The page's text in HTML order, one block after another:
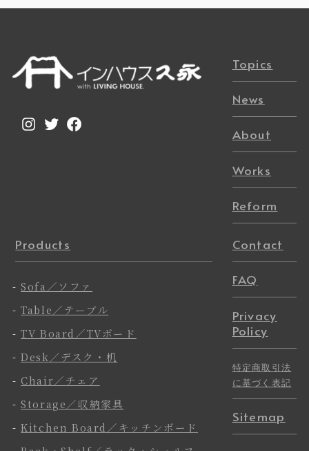
Instagram
TwitterFacebook
Topics
News
About
Works
Reform
Products
-Sofa／ソファ
-Table／テーブル
-TV Board／TVボード
-Desk／デスク・机
- Chair／チェア
-Storage／収納家具
-Kitchen Board／キッチンボード
Contact
FAQ
Privacy
Policy
特定商取引法
に基づく表記
Sitemap